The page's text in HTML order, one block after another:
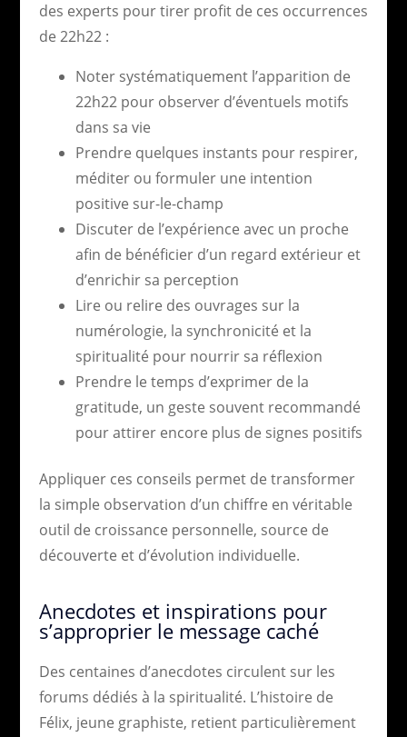
des experts pour tirer profit de ces occurrences
de 22h22 :
Noter systématiquement l’apparition de
22h22 pour observer d’éventuels motifs
dans sa vie
Prendre quelques instants pour respirer,
méditer ou formuler une intention
positive sur-le-champ
Discuter de l’expérience avec un proche
afin de bénéficier d’un regard extérieur et
d’enrichir sa perception
Lire ou relire des ouvrages sur la
numérologie, la synchronicité et la
spiritualité pour nourrir sa réflexion
Prendre le temps d’exprimer de la
gratitude, un geste souvent recommandé
pour attirer encore plus de signes positifs
Appliquer ces conseils permet de transformer
la simple observation d’un chiffre en véritable
outil de croissance personnelle, source de
découverte et d’évolution individuelle.
Anecdotes et inspirations pour
s’approprier le message caché
Des centaines d’anecdotes circulent sur les
forums dédiés à la spiritualité. L’histoire de
Félix, jeune graphiste, retient particulièrement